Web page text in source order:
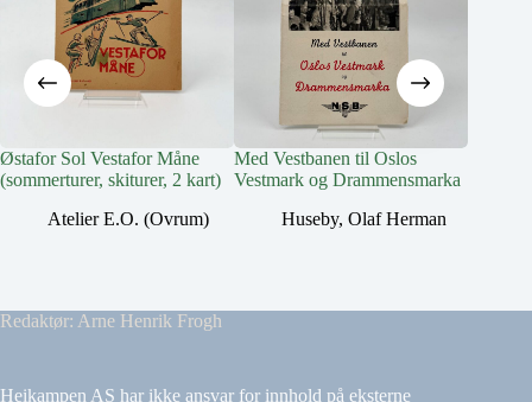
Østafor Sol Vestafor Måne
(sommerturer, skiturer, 2 kart)
Atelier E.O. (Ovrum)
Med Vestbanen til Oslos
Vestmark og Drammensmarka
Huseby, Olaf Herman
Redaktør: Arne Henrik Frogh
Heikampen AS har ikke ansvar for innhold på eksterne